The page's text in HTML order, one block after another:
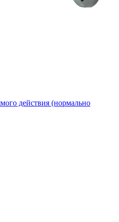
действия (нормально